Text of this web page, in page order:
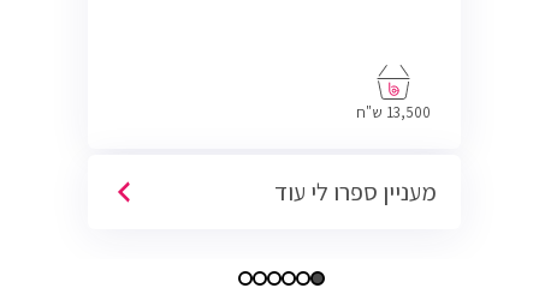
13,500 ש"ח
מעניין ספרו לי עוד